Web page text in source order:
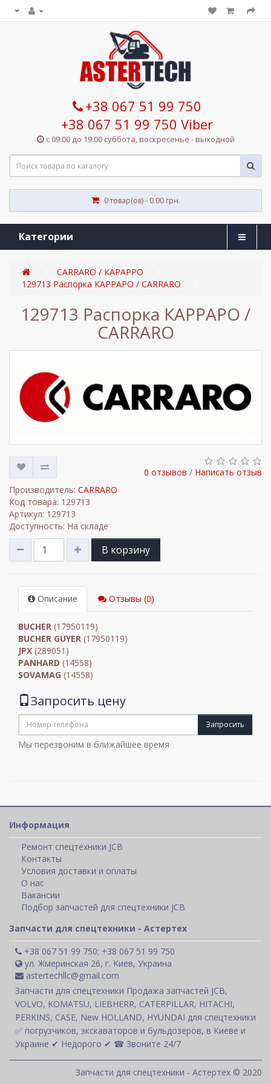
+38 067 51 99 750
+38 067 51 99 750 Viber
с 09:00 до 19:00 суббота, воскресенье - выходной
0 товар(ов) - 0.00 грн.
Категории
CARRARO / КАРАРРО
129713 Распорка КАРРАРО / CARRARO
129713 Распорка КАРРАРО /
CARRARO
0 отзывов / Написать отзыв
Производитель: CARRARO
Код товара: 129713
Артикул: 129713
Доступность: На складе
В корзину
Описание Отзывы (0)
BUCHER (17950119)
BUCHER GUYER (17950119)
JPX (289051)
PANHARD (14558)
SOVAMAG (14558)
Запросить цену
Запросить
Мы перезвоним в ближайшее время
Информация
Ремонт спецтехники JCB
Контакты
Условия доставки и оплаты
О нас
Вакансии
Подбор запчастей для спецтехники JCB
Запчасти для спецтехники - Астертех
+38 067 51 99 750; +38 067 51 99 750
ул. Жмеринская 26, г. Киев, Украина
astertechllc@gmail.com
Запчасти для спецтехники Продажа запчастей JCB,
VOLVO, KOMATSU, LIEBHERR, CATERPILLAR, HITACHI,
PERKINS, CASE, New HOLLAND, HYUNDAI для спецтехники
✅ погрузчиков, экскаваторов и бульдозеров, в Киеве и
Украине ✔ Недорого ✔ ☎ Звоните 24/7
Запчасти для спецтехники - Астертех © 2020